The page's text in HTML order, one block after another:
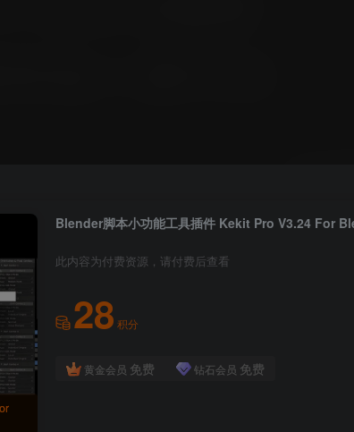
Blender脚本小功能工具插件 Kekit Pro V3.24 For
此内容为付费资源，请付费后查看
28 积分
黄金会员 免费 钻石会员 免费